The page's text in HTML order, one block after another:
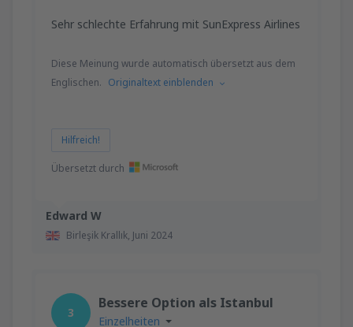
Edward W
Birleşik Krallık, Juni 2024
Sehr schlechte Erfahrung mit SunExpress Airlines
Diese Meinung wurde automatisch übersetzt aus dem
Englischen. Originaltext einblenden
Hilfreich!
Übersetzt durch
3
Bessere Option als Istanbul
Einzelheiten